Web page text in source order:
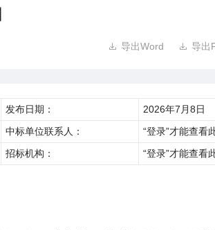
 导出Word  导出
发布日期：
2026年7月8日
中标单位联系人：
“登录”才能查看
招标机构： “登录”才能查看